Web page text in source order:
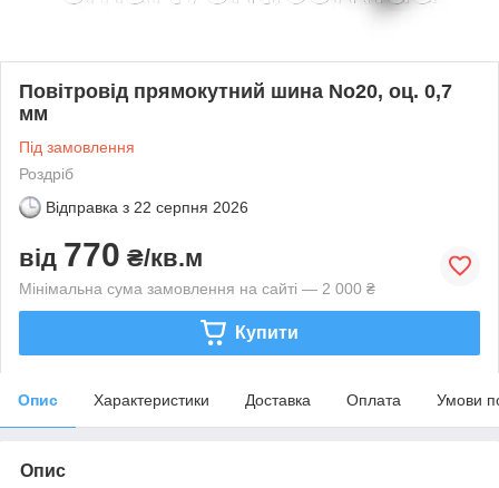
Повітровід прямокутний шина No20, оц. 0,7
мм
Під замовлення
Роздріб
Відправка з 22 серпня 2026
від 770 ₴/кв.м
Мінімальна сума замовлення на сайті — 2 000 ₴
Купити
Опис Характеристики Доставка Оплата Умови
Опис